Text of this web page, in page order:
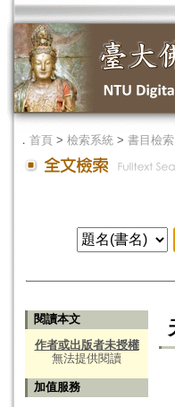
． 首頁 > 檢索系統 > 書目檢索
閱讀本文
作者或出版者未授權
無法提供閱讀
加值服務